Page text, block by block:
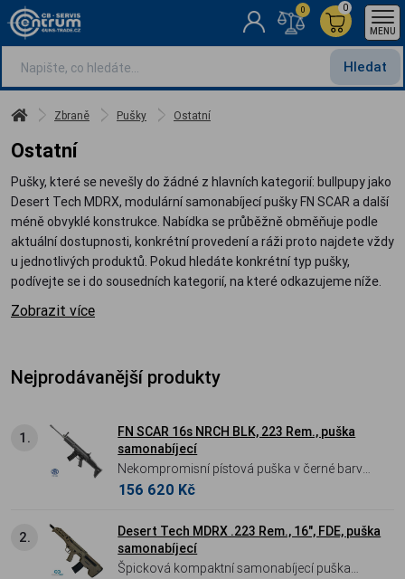
Hledat
0
0
MENU
Zbraně Pušky Ostatní
Ostatní
Pušky, které se nevešly do žádné z hlavních kategorií: bullpupy jako
Desert Tech MDRX, modulární samonabíjecí pušky FN SCAR a další
méně obvyklé konstrukce. Nabídka se průběžně obměňuje podle
aktuální dostupnosti, konkrétní provedení a ráži proto najdete vždy
u jednotlivých produktů. Pokud hledáte konkrétní typ pušky,
podívejte se i do sousedních kategorií, na které odkazujeme níže.
Zobrazit více
Nejprodávanější produkty
1.
FN SCAR 16s NRCH BLK, 223 Rem., puška
samonabíjecí
Nekompromisní pístová puška v černé barvě.
FN SCAR 16S NRCH nabízí legendární
systém nerecyklované natahovací páky pro
maximální bezpečnost a ergonomii.
156 620 Kč
2.
Desert Tech MDRX .223 Rem., 16", FDE, puška
samonabíjecí
Špicková kompaktní samonabíjecí puška